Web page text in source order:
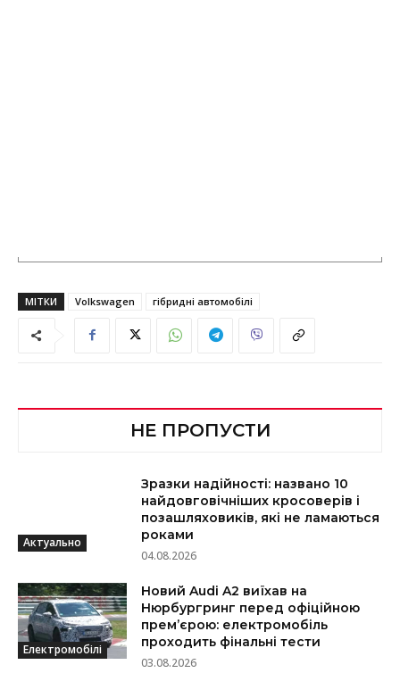
МІТКИ Volkswagen гібридні автомобілі
НЕ ПРОПУСТИ
Актуально
Зразки надійності: названо 10
найдовговічніших кросоверів і
позашляховиків, які не ламаються
роками
04.08.2026
Електромобілі
Новий Audi A2 виїхав на
Нюрбургринг перед офіційною
прем’єрою: електромобіль
проходить фінальні тести
03.08.2026